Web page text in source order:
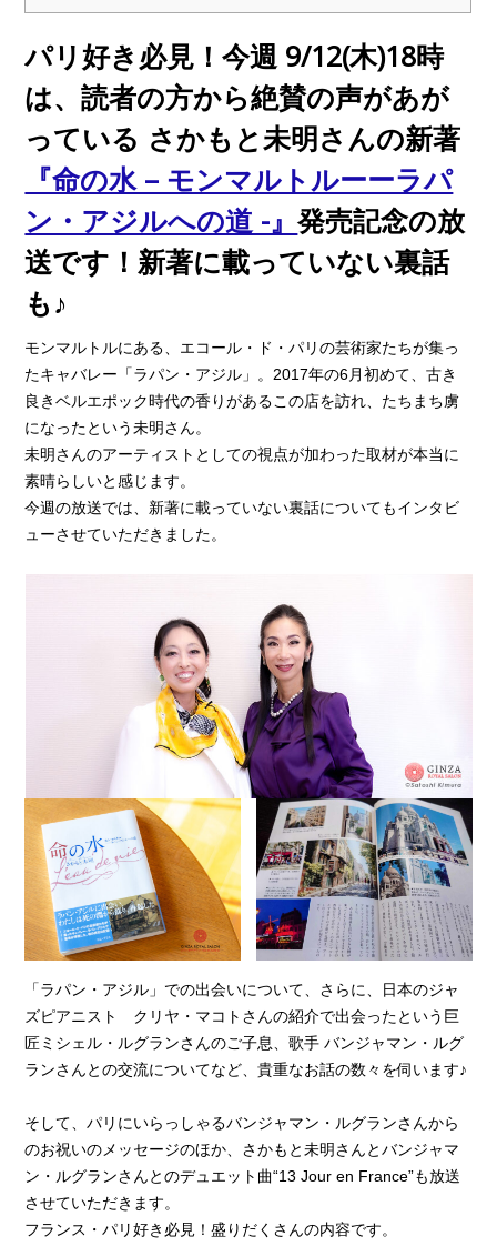
パリ好き必見！今週 9/12(木)18時
は、読者の方から絶賛の声があが
っている さかもと未明さんの新著
『命の水 – モンマルトルーーラパ
ン・アジルへの道 -』発売記念の放
送です！新著に載っていない裏話
も♪
モンマルトルにある、エコール・ド・パリの芸術家たちが集っ
たキャバレー「ラパン・アジル」。2017年の6月初めて、古き
良きベルエポック時代の香りがあるこの店を訪れ、たちまち虜
になったという未明さん。
未明さんのアーティストとしての視点が加わった取材が本当に
素晴らしいと感じます。
今週の放送では、新著に載っていない裏話についてもインタビ
ューさせていただきました。
「ラパン・アジル」での出会いについて、さらに、日本のジャ
ズピアニスト クリヤ・マコトさんの紹介で出会ったという巨
匠ミシェル・ルグランさんのご子息、歌手 バンジャマン・ルグ
ランさんとの交流についてなど、貴重なお話の数々を伺います♪
そして、パリにいらっしゃるバンジャマン・ルグランさんから
のお祝いのメッセージのほか、さかもと未明さんとバンジャマ
ン・ルグランさんとのデュエット曲“13 Jour en France”も放送
させていただきます。
フランス・パリ好き必見！盛りだくさんの内容です。